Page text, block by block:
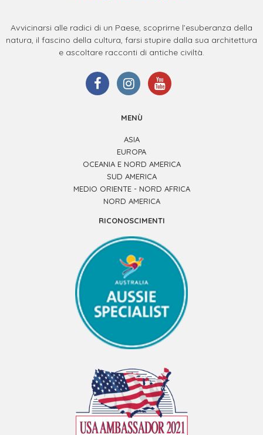
Avvicinarsi alle radici di un Paese, scoprirne l’esuberanza della
natura, il fascino della cultura, farsi stupire dalla sua architettura
e ascoltare racconti di antiche civiltà.
MENÙ
ASIA
EUROPA
OCEANIA E NORD AMERICA
SUD AMERICA
MEDIO ORIENTE - NORD AFRICA
NORD AMERICA
RICONOSCIMENTI